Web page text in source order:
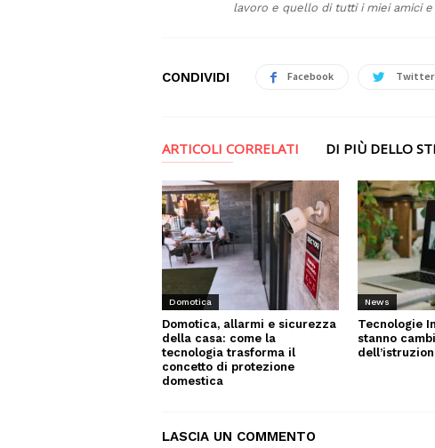
lavoro e quello di tutti i miei amici
CONDIVIDI Facebook Twitter
ARTICOLI CORRELATI DI PIÙ DELLO
Domotica
Domotica, allarmi e sicurezza
della casa: come la
tecnologia trasforma il
concetto di protezione
domestica
News
Tecnologie
stanno
LASCIA UN COMMENTO